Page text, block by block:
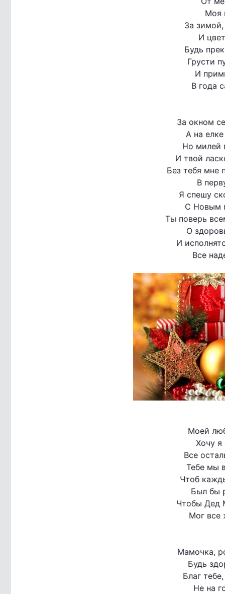
Моя
За
И
Будь
Грусти
И
В года
За окном
А на
Но милей
И твой
Без тебя мне
В
Я спешу
С Новым
Ты поверь
О
И
Все
Моей
Хочу я
Все
Тебе мы
Чтоб
Был бы
Чтобы Дед
Мог все
Мамочка,
Будь
Благ
Не на